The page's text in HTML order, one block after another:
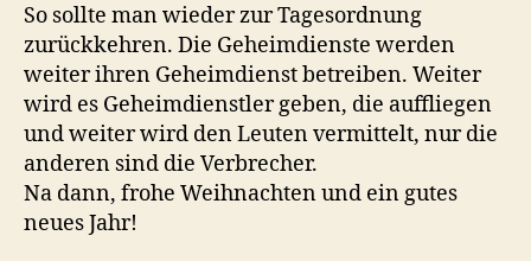
So sollte man wieder zur Tagesordnung
zurückkehren. Die Geheimdienste werden
weiter ihren Geheimdienst betreiben. Weiter
wird es Geheimdienstler geben, die auffliegen
und weiter wird den Leuten vermittelt, nur die
anderen sind die Verbrecher.
Na dann, frohe Weihnachten und ein gutes
neues Jahr!